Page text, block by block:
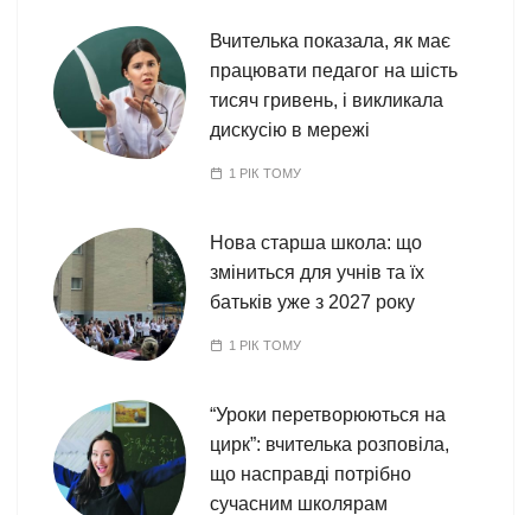
Вчителька показала, як має
працювати педагог на шість
тисяч гривень, і викликала
дискусію в мережі
1 РІК ТОМУ
Нова старша школа: що
зміниться для учнів та їх
батьків уже з 2027 року
1 РІК ТОМУ
“Уроки перетворюються на
цирк”: вчителька розповіла,
що насправді потрібно
сучасним школярам